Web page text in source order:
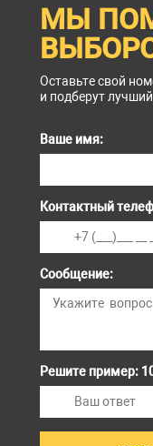
МЫ
Оставьте свой
и подберут
Ваше имя:
Контактный
Сообщение:
Решите пример: